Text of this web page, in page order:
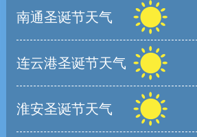
南通圣诞节天气
连云港圣诞节天气
淮安圣诞节天气